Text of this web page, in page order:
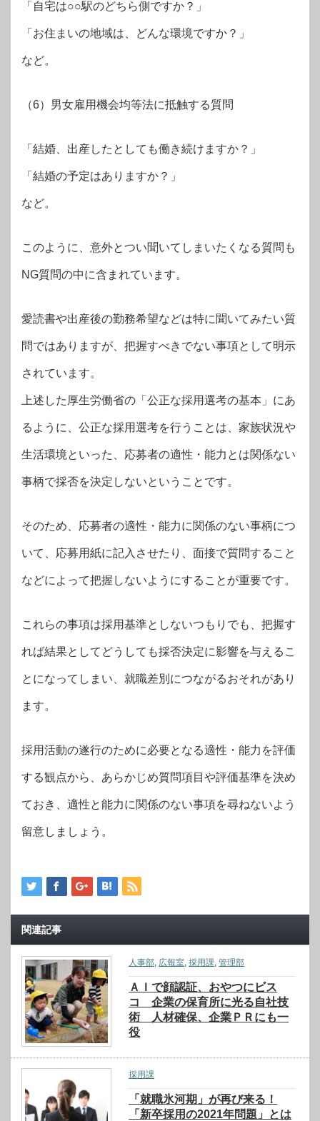
「自宅は○○駅のどちら側ですか？」
「お住まいの地域は、どんな環境ですか？」
など。
（6）男女雇用機会均等法に抵触する質問
「結婚、出産したとしても働き続けますか？」
「結婚の予定はありますか？」
など。
このように、意外とつい聞いてしまいたくなる質問も
NG質問の中に含まれています。
愛読書や出産後の勤務希望などは特に聞いてみたい質
問ではありますが、把握すべきでない事項として明示
されています。
上述した厚生労働省の「公正な採用選考の基本」にあ
るように、公正な採用選考を行うことは、家族状況や
生活環境といった、応募者の適性・能力とは関係ない
事柄で採否を決定しないということです。
そのため、応募者の適性・能力に関係のない事柄につ
いて、応募用紙に記入させたり、面接で質問すること
などによって把握しないようにすることが重要です。
これらの事項は採用基準としないつもりでも、把握す
れば結果としてどうしても採否決定に影響を与えるこ
とになってしまい、就職差別につながるおそれがあり
ます。
採用活動の遂行のために必要となる適性・能力を評価
する観点から、あらかじめ質問項目や評価基準を決め
ておき、適性と能力に関係のない事項を尋ねないよう
留意しましょう。
関連記事
人事部, 広報室,採用課,管理部
ＡＩで顔認証、おやつにビス
コ 企業の保育所に光る自社技
術 人材確保、企業ＰＲにも一
役
採用課
「就職氷河期」が再び来る！
「新卒採用の2021年問題」とは